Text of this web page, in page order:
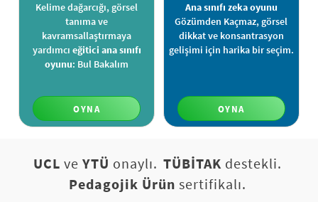
Kelime dağarcığı, görsel
tanıma ve
kavramsallaştırmaya
yardımcı eğitici ana sınıfı
oyunu: Bul Bakalım
OYNA
Ana sınıfı zeka oyunu
Gözümden Kaçmaz, görsel
dikkat ve konsantrasyon
gelişimi için harika bir seçim.
OYNA
UCL ve YTÜ onaylı. TÜBİTAKdestekli.
Pedagojik Ürün sertifikalı.